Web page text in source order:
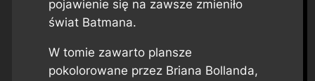
pojawienie się na zawsze zmieniło
świat Batmana.
W tomie zawarto plansze
pokolorowane przez Briana Bollanda,